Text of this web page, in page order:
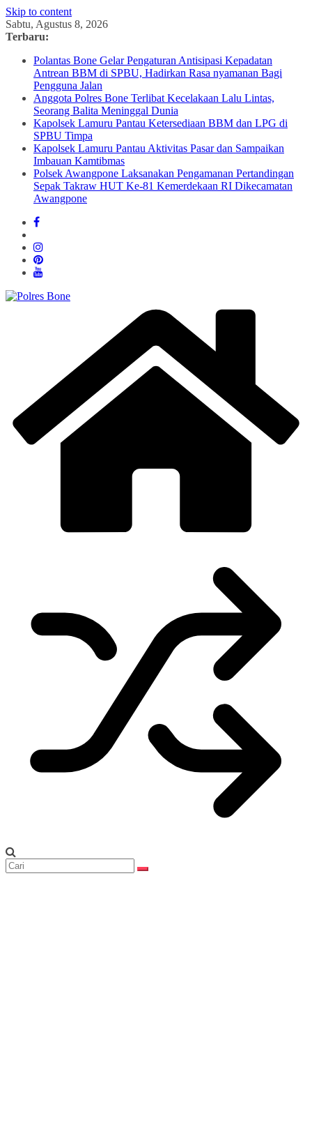
Skip to content
Sabtu, Agustus 8, 2026
Terbaru:
Polantas Bone Gelar Pengaturan Antisipasi Kepadatan
Antrean BBM di SPBU, Hadirkan Rasa nyamanan Bagi
Pengguna Jalan
Anggota Polres Bone Terlibat Kecelakaan Lalu Lintas,
Seorang Balita Meninggal Dunia
Kapolsek Lamuru Pantau Ketersediaan BBM dan LPG di
SPBU Timpa
Kapolsek Lamuru Pantau Aktivitas Pasar dan Sampaikan
Imbauan Kamtibmas
Polsek Awangpone Laksanakan Pengamanan Pertandingan
Sepak Takraw HUT Ke-81 Kemerdekaan RI Dikecamatan
Awangpone